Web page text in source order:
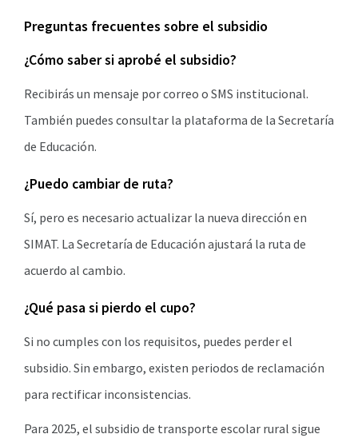
Preguntas frecuentes sobre el subsidio
¿Cómo saber si aprobé el subsidio?
Recibirás un mensaje por correo o SMS institucional.
También puedes consultar la plataforma de la Secretaría
de Educación.
¿Puedo cambiar de ruta?
Sí, pero es necesario actualizar la nueva dirección en
SIMAT. La Secretaría de Educación ajustará la ruta de
acuerdo al cambio.
¿Qué pasa si pierdo el cupo?
Si no cumples con los requisitos, puedes perder el
subsidio. Sin embargo, existen periodos de reclamación
para rectificar inconsistencias.
Para 2025, el subsidio de transporte escolar rural sigue